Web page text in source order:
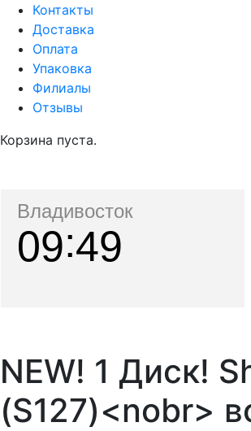
Контакты
Доставка
Оплата
Упаковка
Филиалы
Отзывы
Корзина пуста.
Владивосток
09 49
NEW! 1 Диск!
(S127)<nobr>